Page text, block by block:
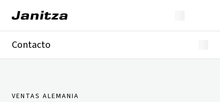
Contacto
Presse
VENTAS ALEMANIA